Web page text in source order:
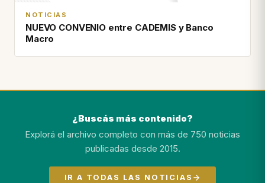
NOTICIAS
NUEVO CONVENIO entre CADEMIS y Banco
Macro
¿Buscás más contenido?
Explorá el archivo completo con más de 750 noticias
publicadas desde 2015.
IR A TODAS LAS NOTICIAS